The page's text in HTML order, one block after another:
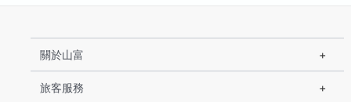
關於山富
旅客服務